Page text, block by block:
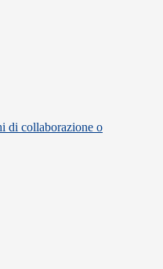
di collaborazione o